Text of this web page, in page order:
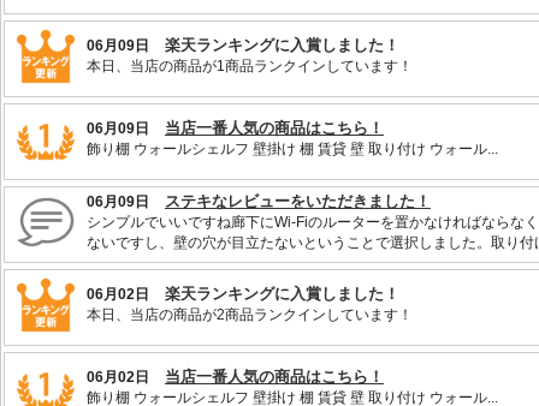
06月09日 楽天ランキングに入賞しました！
本日、当店の商品が1商品ランクインしています！
06月09日 当店一番人気の商品はこちら！
飾り棚 ウォールシェルフ 壁掛け 棚 賃貸 壁 取り付け ウォール...
06月09日 ステキなレビューをいただきました！
シンプルでいいですね廊下にWi-Fiのルーターを置かなければならな
ないですし、壁の穴が目立たないということで選択しました。取り
06月02日 楽天ランキングに入賞しました！
本日、当店の商品が2商品ランクインしています！
06月02日 当店一番人気の商品はこちら！
飾り棚 ウォールシェルフ 壁掛け 棚 賃貸 壁 取り付け ウォール...